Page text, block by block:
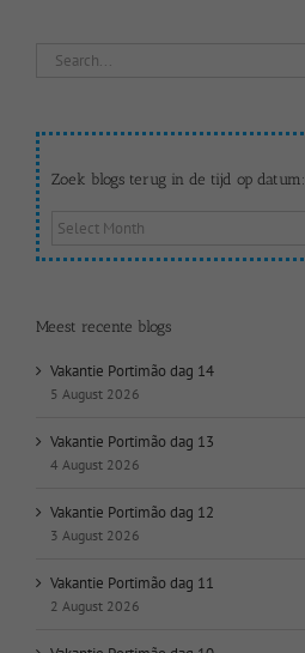
Search
Zoek blogs terug in de tijd op datum:
Zoek
op
datum:
Meest recente blogs
Vakantie Portimão dag 14
5 August 2026
Vakantie Portimão dag 13
4 August 2026
Vakantie Portimão dag 12
3 August 2026
Vakantie Portimão dag 11
2 August 2026